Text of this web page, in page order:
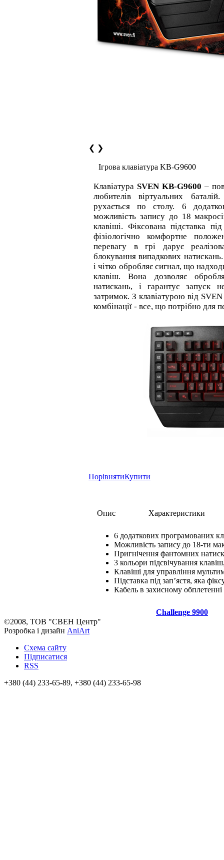
❮ ❯
Ігрова клавіатура KB-G9600
Клавіатура SVEN KB-G9600 –
любителів віртуальних
рухається по столу. 6
можливість запису до 18
клавіші. Фіксована підставка
фізіологічно комфортне
перевагу в грі дарує
блокування випадкових
і чітко обробляє сигнал, що
клавіш. Вона дозволяє
натискань, і гарантує запуск
затримок. З клавіатурою від SVEN
комбінації - все, що потрібно для
ПорівнятиКупити
Опис Характеристики
6 додаткових програмованих
Можливість запису до 18-ти
Пригнічення фантомних
3 кольори підсвічування
Клавіші для управління
Підставка під зап’ястя, яка
Кабель в захисному обплетенні
Challenge 9900
©2008, ТОВ "СВЕН Центр"
Розробка і дизайн AniArt
Схема сайту
Підписатися
RSS
+380 (44) 233-65-89, +380 (44) 233-65-98